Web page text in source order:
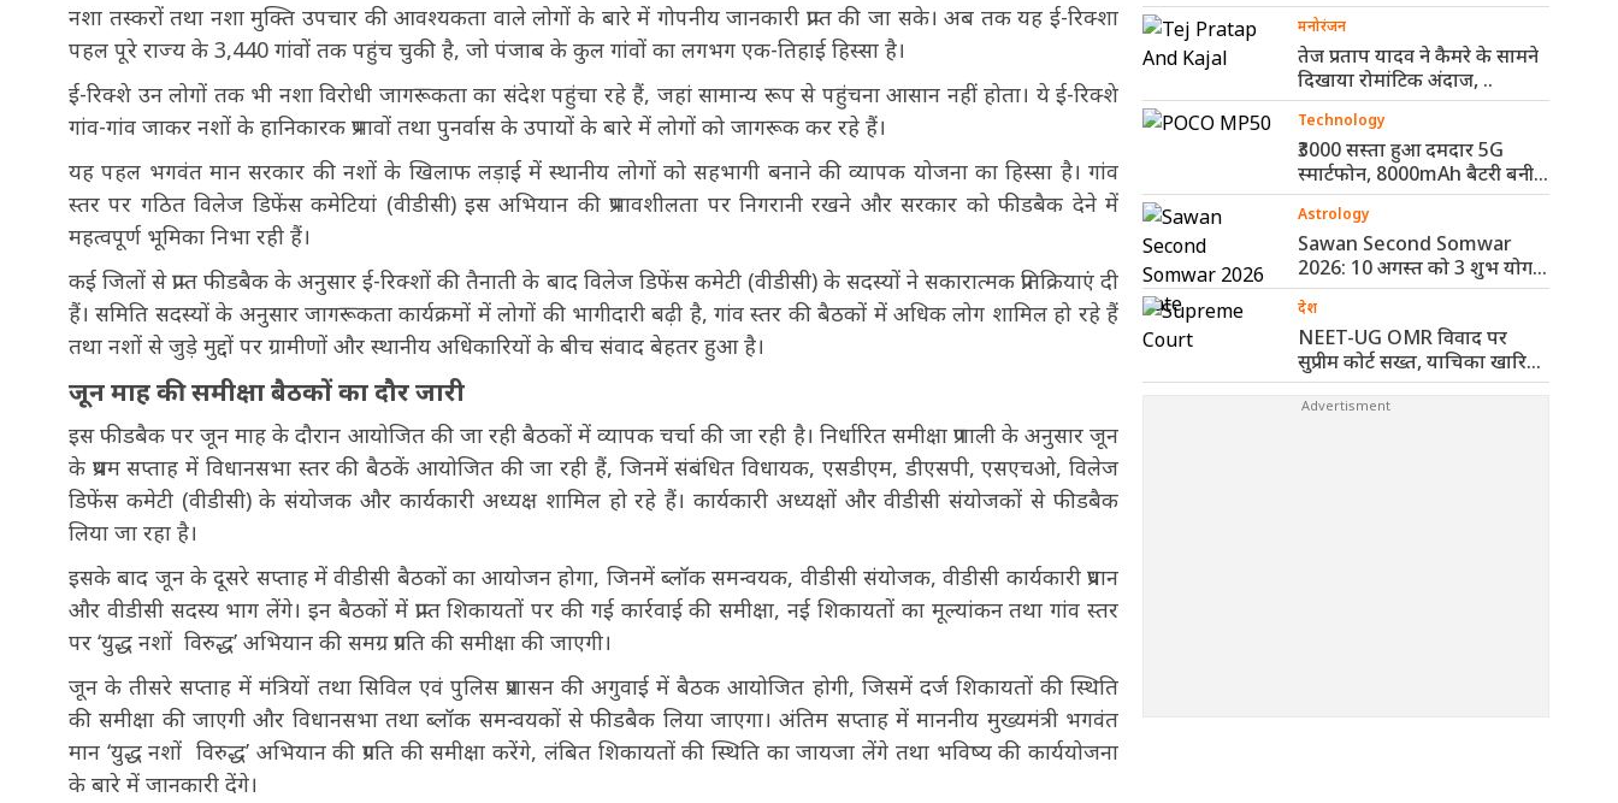
नशा तस्करों तथा नशा मुक्ति उपचार की आवश्यकता वाले लोगों के बारे में गोपनीय जानकारी प्राप्त की जा सके। अब तक यह ई-रिक्शा
पहल पूरे राज्य के 3,440 गांवों तक पहुंच चुकी है, जो पंजाब के कुल गांवों का लगभग एक-तिहाई हिस्सा है।
ई-रिक्शे उन लोगों तक भी नशा विरोधी जागरूकता का संदेश पहुंचा रहे हैं, जहां सामान्य रूप से पहुंचना आसान नहीं होता। ये ई-रिक्शे
गांव-गांव जाकर नशों के हानिकारक प्रभावों तथा पुनर्वास के उपायों के बारे में लोगों को जागरूक कर रहे हैं।
यह पहल भगवंत मान सरकार की नशों के खिलाफ लड़ाई में स्थानीय लोगों को सहभागी बनाने की व्यापक योजना का हिस्सा है। गांव
स्तर पर गठित विलेज डिफेंस कमेटियां (वीडीसी) इस अभियान की प्रभावशीलता पर निगरानी रखने और सरकार को फीडबैक देने में
महत्वपूर्ण भूमिका निभा रही हैं।
कई जिलों से प्राप्त फीडबैक के अनुसार ई-रिक्शों की तैनाती के बाद विलेज डिफेंस कमेटी (वीडीसी) के सदस्यों ने सकारात्मक प्रतिक्रियाएं दी
हैं। समिति सदस्यों के अनुसार जागरूकता कार्यक्रमों में लोगों की भागीदारी बढ़ी है, गांव स्तर की बैठकों में अधिक लोग शामिल हो रहे हैं
तथा नशों से जुड़े मुद्दों पर ग्रामीणों और स्थानीय अधिकारियों के बीच संवाद बेहतर हुआ है।
जून माह की समीक्षा बैठकों का दौर जारी
इस फीडबैक पर जून माह के दौरान आयोजित की जा रही बैठकों में व्यापक चर्चा की जा रही है। निर्धारित समीक्षा प्रणाली के अनुसार जून
के प्रथम सप्ताह में विधानसभा स्तर की बैठकें आयोजित की जा रही हैं, जिनमें संबंधित विधायक, एसडीएम, डीएसपी, एसएचओ, विलेज
डिफेंस कमेटी (वीडीसी) के संयोजक और कार्यकारी अध्यक्ष शामिल हो रहे हैं। कार्यकारी अध्यक्षों और वीडीसी संयोजकों से फीडबैक
लिया जा रहा है।
इसके बाद जून के दूसरे सप्ताह में वीडीसी बैठकों का आयोजन होगा, जिनमें ब्लॉक समन्वयक, वीडीसी संयोजक, वीडीसी कार्यकारी प्रधान
और वीडीसी सदस्य भाग लेंगे। इन बैठकों में प्राप्त शिकायतों पर की गई कार्रवाई की समीक्षा, नई शिकायतों का मूल्यांकन तथा गांव स्तर
पर ‘युद्ध नशों विरुद्ध’ अभियान की समग्र प्रगति की समीक्षा की जाएगी।
जून के तीसरे सप्ताह में मंत्रियों तथा सिविल एवं पुलिस प्रशासन की अगुवाई में बैठक आयोजित होगी, जिसमें दर्ज शिकायतों की स्थिति
की समीक्षा की जाएगी और विधानसभा तथा ब्लॉक समन्वयकों से फीडबैक लिया जाएगा। अंतिम सप्ताह में माननीय मुख्यमंत्री भगवंत
मान ‘युद्ध नशों विरुद्ध’ अभियान की प्रगति की समीक्षा करेंगे, लंबित शिकायतों की स्थिति का जायजा लेंगे तथा भविष्य की कार्ययोजना
के बारे में जानकारी देंगे।
मनोरंजन
तेज प्रताप यादव ने कैमरे के सामने
दिखाया रोमांटिक अंदाज, ..
Technology
₹3000 सस्ता हुआ दमदार 5G
स्मार्टफोन, 8000mAh बैटरी बनी
सबसे ..
Astrology
Sawan Second Somwar
2026: 10 अगस्त को 3 शुभ योग,
..
देश
NEET-UG OMR विवाद पर
सुप्रीम कोर्ट सख्त, याचिका खारिज
कर ..